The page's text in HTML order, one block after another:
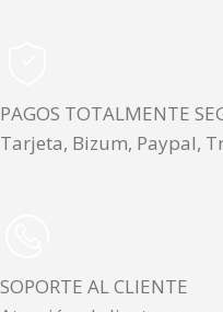
PAGOS TOTALMENTE
Tarjeta, Bizum, Paypal,
SOPORTE AL CLIENTE